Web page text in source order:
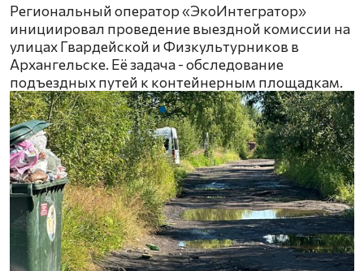
Региональный оператор «ЭкоИнтегратор»
инициировал проведение выездной комиссии на
улицах Гвардейской и Физкультурников в
Архангельске. Её задача - обследование
подъездных путей к контейнерным площадкам.